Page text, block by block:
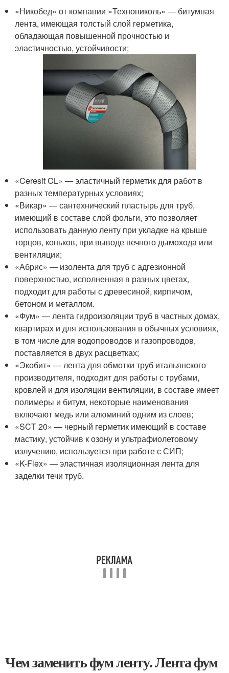
«Никобед» от компании «Технониколь» — битумная
лента, имеющая толстый слой герметика,
обладающая повышенной прочностью и
эластичностью, устойчивости;
«Ceresit CL» — эластичный герметик для работ в
разных температурных условиях;
«Викар» — сантехнический пластырь для труб,
имеющий в составе слой фольги, это позволяет
использовать данную ленту при укладке на крыше
торцов, коньков, при выводе печного дымохода или
вентиляции;
«Абрис» — изолента для труб с адгезионной
поверхностью, исполненная в разных цветах,
подходит для работы с древесиной, кирпичом,
бетоном и металлом.
«Фум» — лента гидроизоляции труб в частных домах,
квартирах и для использования в обычных условиях,
в том числе для водопроводов и газопроводов,
поставляется в двух расцветках;
«Экобит» — лента для обмотки труб итальянского
производителя, подходит для работы с трубами,
кровлей и для изоляции вентиляции, в составе имеет
полимеры и битум, некоторые наименования
включают медь или алюминий одним из слоев;
«SCT 20» — черный герметик имеющий в составе
мастику, устойчив к озону и ультрафиолетовому
излучению, используется при работе с СИП;
«K-Flex» — эластичная изоляционная лента для
заделки течи труб.
Чем заменить фум ленту. Лента фум